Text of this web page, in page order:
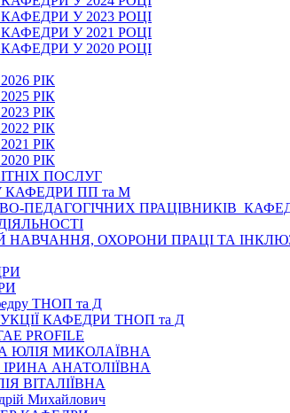
У 2023 РОЦІ
У 2021 РОЦІ
У 2020 РОЦІ
РІК
РІК
РІК
РІК
РІК
РІК
ПОСЛУГ
КАФЕДРИ ПП та М
ПЕДАГОГІЧНИХ ПРАЦІВНИКІВ
ОХОРОНИ ПРАЦІ ТА
ТНОП та Д
КАФЕДРИ ТНОП та Д
PROFILE
ЮЛІЯ МИКОЛАЇВНА
АНАТОЛІЇВНА
ВІТАЛІЇВНА
Михайлович